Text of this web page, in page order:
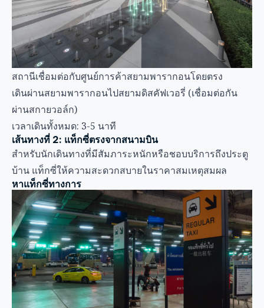
เวลาเดินทั้งหมด: 3-5 นาที
เส้นทางที่ 2: แท็กซี่ตรงจากสนามบิน
สำหรับนักเดินทางที่มีสัมภาระหนักหรือชอบบริการถึงประตู
บ้าน แท็กซี่ให้ความสะดวกสบายในราคาสมเหตุสมผล
หาแท็กซี่ทางการ
จุดจอดแท็กซี่สนามบิน:
ตั้งอยู่ชั้น 1 (ชั้น ground floor) ของสนามบิน
เดินตามป้าย “Public Taxi” จากโถงผู้โดยสารขาเข้า
ใช้ระบบคิวแท็กซี่ทางการ - หลีกเลี่ยงคนเรียกแท็กซี่ใน
อาคารผู้โดยสาร
รายละเอียดค่าแท็กซี่: